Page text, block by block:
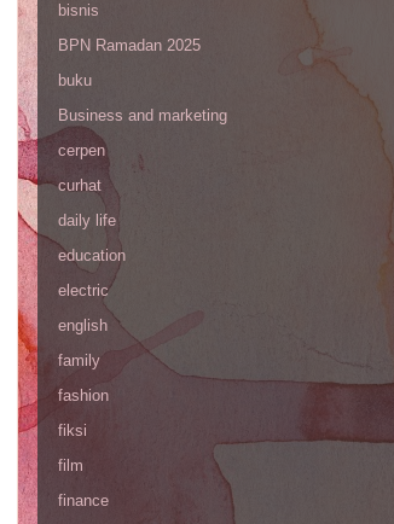
bisnis
BPN Ramadan 2025
buku
Business and marketing
cerpen
curhat
daily life
education
electric
english
family
fashion
fiksi
film
finance